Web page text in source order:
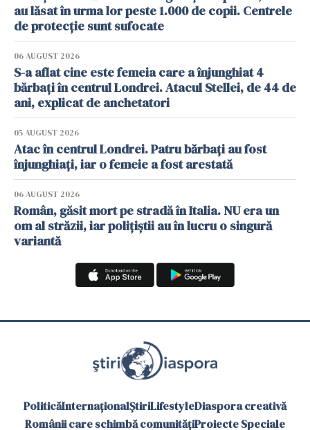
au lăsat în urma lor peste 1.000 de copii. Centrele
de protecție sunt sufocate
06 AUGUST 2026
S-a aflat cine este femeia care a înjunghiat 4
bărbați în centrul Londrei. Atacul Stellei, de 44 de
ani, explicat de anchetatori
05 AUGUST 2026
Atac în centrul Londrei. Patru bărbați au fost
înjunghiați, iar o femeie a fost arestată
06 AUGUST 2026
Român, găsit mort pe stradă în Italia. NU era un
om al străzii, iar polițiștii au în lucru o singură
variantă
PoliticăInternaționalȘtiriLifestyleDiaspora creativă
Românii care schimbă comunitățiProiecte Speciale